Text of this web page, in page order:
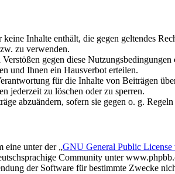
Inhalte enthält, die gegen geltendes
zu verwenden.
gegen diese
und Ihnen ein Hausverbot erteilen.
für die Inhalte von Beiträgen
jederzeit zu löschen oder zu sperren.
abzuändern, sofern sie gegen o. g.
eine unter der „GNU General Public License
Community unter
der Software für bestimmte Zwecke